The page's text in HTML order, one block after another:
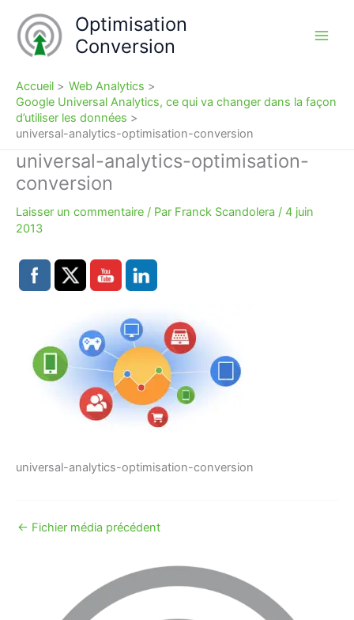
contenu
Optimisation
Conversion
Accueil
Web Analytics
Google Universal Analytics, ce qui va changer dans la façon
d’utiliser les données
universal-analytics-optimisation-conversion
universal-analytics-optimisation-
conversion
Laisser un commentaire / Par Franck Scandolera / 4 juin
2013
universal-analytics-optimisation-conversion
← Fichier média précédent